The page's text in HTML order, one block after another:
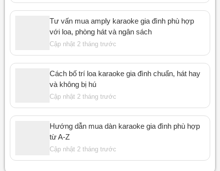
Tư vấn mua amply karaoke gia đình phù hợp
với loa, phòng hát và ngân sách
Cập nhật 2 tháng trước
Cách bố trí loa karaoke gia đình chuẩn, hát hay
và không bị hú
Cập nhật 2 tháng trước
Hướng dẫn mua dàn karaoke gia đình phù hợp
từ A-Z
Cập nhật 2 tháng trước